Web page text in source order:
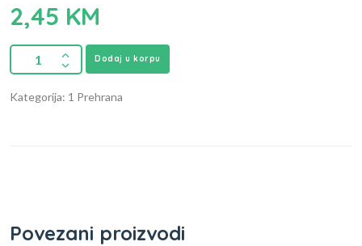
2,45 KM
Dodaj u korpu
Kategorija: 1 Prehrana
Povezani proizvodi